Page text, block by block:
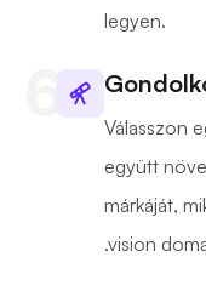
legyen.
Válasszon
együtt
márkáját,
.vision